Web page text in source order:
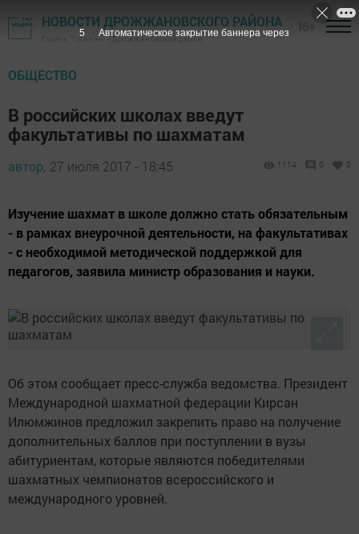
НОВОСТИ ДРОЖЖАНОВСКОГО РАЙОНА
Газета "Туган як" - Дрожжановский район
ОБЩЕСТВО
В российских школах введут
факультативы по шахматам
автор, 27 июля 2017 - 18:45 1114 0 0
Изучение шахмат в школе должно стать обязательным
- в рамках внеурочной деятельности, на факультативах
- с необходимой методической поддержкой для
педагогов, заявила министр образования и науки.
Об этом сообщает пресс-служба ведомства. Президент
Международной шахматной федерации Кирсан
Илюмжинов предложил закрепить право на получение
дополнительных баллов при поступлении в вузы
абитуриентам, которые являются победителями
шахматных чемпионатов всероссийского и
международного уровней.
4 Автоматическое закрытие баннера через